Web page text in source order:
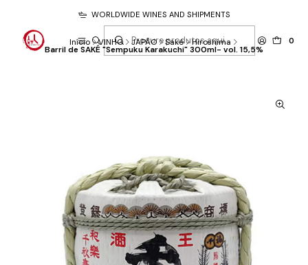
0
WORLDWIDE WINES AND SHIPMENTS
Início VINHO JAPÃO Saké Hiroshima
Barril de SAKÉ "Sempuku Karakuchi" 300ml- vol. 15,5%